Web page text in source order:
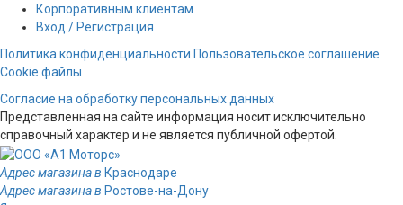
Корпоративным клиентам
Вход / Регистрация
Политика конфиденциальности Пользовательское соглашение
Cookie файлы
Согласие на обработку персональных данных
Представленная на сайте информация носит исключительно
справочный характер и не является публичной офертой.
Адрес магазина в Краснодаре
Адрес магазина в Ростове-на-Дону